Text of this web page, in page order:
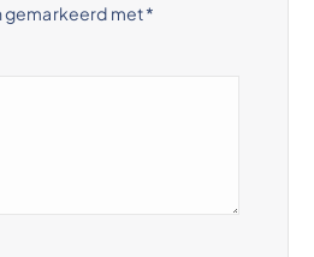
gemarkeerd met*